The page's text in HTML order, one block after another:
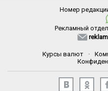
Номер
Рекламный
Курсы валют ·